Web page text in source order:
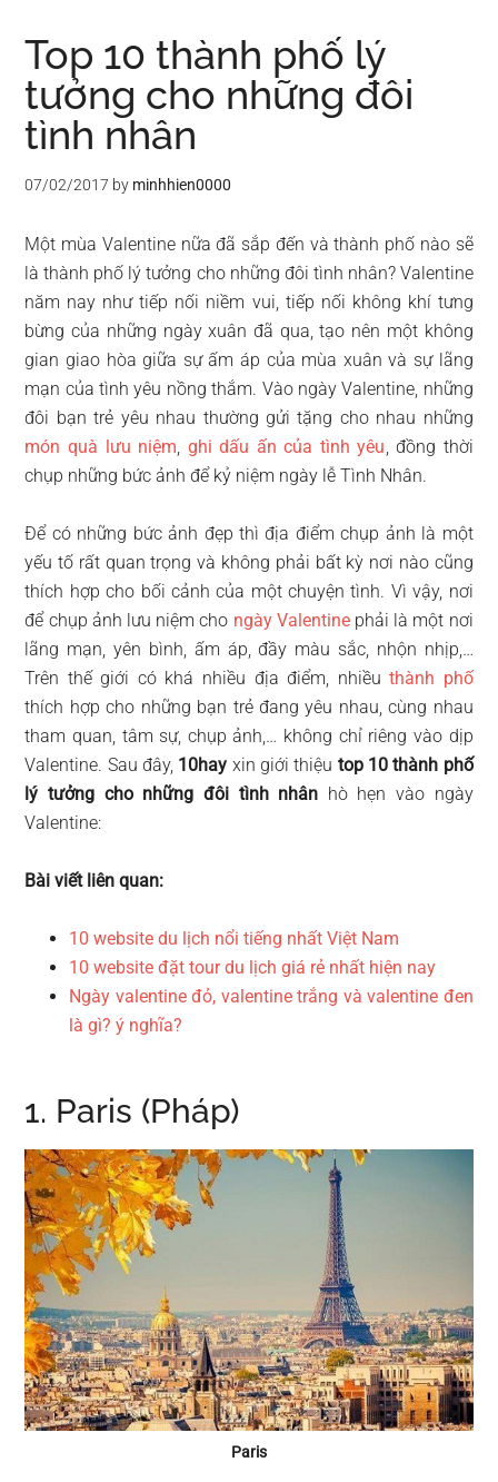
Top 10 thành phố lý
tưởng cho những đôi
tình nhân
07/02/2017 by minhhien0000
Một mùa Valentine nữa đã sắp đến và thành phố nào sẽ
là thành phố lý tưởng cho những đôi tình nhân? Valentine
năm nay như tiếp nối niềm vui, tiếp nối không khí tưng
bừng của những ngày xuân đã qua, tạo nên một không
gian giao hòa giữa sự ấm áp của mùa xuân và sự lãng
mạn của tình yêu nồng thắm. Vào ngày Valentine, những
đôi bạn trẻ yêu nhau thường gửi tặng cho nhau những
món quà lưu niệm, ghi dấu ấn của tình yêu, đồng thời
chụp những bức ảnh để kỷ niệm ngày lễ Tình Nhân.
Để có những bức ảnh đẹp thì địa điểm chụp ảnh là một
yếu tố rất quan trọng và không phải bất kỳ nơi nào cũng
thích hợp cho bối cảnh của một chuyện tình. Vì vậy, nơi
để chụp ảnh lưu niệm cho ngày Valentinephải là một nơi
lãng mạn, yên bình, ấm áp, đầy màu sắc, nhộn nhịp,…
Trên thế giới có khá nhiều địa điểm, nhiềuthành phố
thích hợp cho những bạn trẻ đang yêu nhau, cùng nhau
tham quan, tâm sự, chụp ảnh,… không chỉ riêng vào dịp
Valentine. Sau đây, 10hay xin giới thiệu top 10 thành phố
lý tưởng cho những đôi tình nhân hò hẹn vào ngày
Valentine:
Bài viết liên quan:
10 website du lịch nổi tiếng nhất Việt Nam
10 website đặt tour du lịch giá rẻ nhất hiện nay
Ngày valentine đỏ, valentine trắng và valentine đen
là gì? ý nghĩa?
1. Paris (Pháp)
Paris